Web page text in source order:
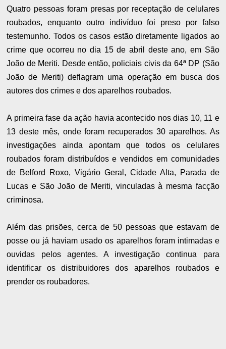
Quatro pessoas foram presas por receptação de celulares
roubados, enquanto outro indivíduo foi preso por falso
testemunho. Todos os casos estão diretamente ligados ao
crime que ocorreu no dia 15 de abril deste ano, em São
João de Meriti. Desde então, policiais civis da 64ª DP (São
João de Meriti) deflagram uma operação em busca dos
autores dos crimes e dos aparelhos roubados.
A primeira fase da ação havia acontecido nos dias 10, 11 e
13 deste mês, onde foram recuperados 30 aparelhos. As
investigações ainda apontam que todos os celulares
roubados foram distribuídos e vendidos em comunidades
de Belford Roxo, Vigário Geral, Cidade Alta, Parada de
Lucas e São João de Meriti, vinculadas à mesma facção
criminosa.
Além das prisões, cerca de 50 pessoas que estavam de
posse ou já haviam usado os aparelhos foram intimadas e
ouvidas pelos agentes. A investigação continua para
identificar os distribuidores dos aparelhos roubados e
prender os roubadores.